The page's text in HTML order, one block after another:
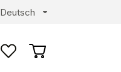
Deutsch